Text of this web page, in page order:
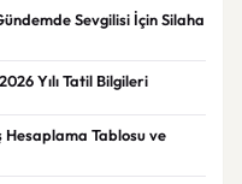
Sevgilisi İçin Silaha
Yılı Tatil Bilgileri
Hesaplama Tablosu ve